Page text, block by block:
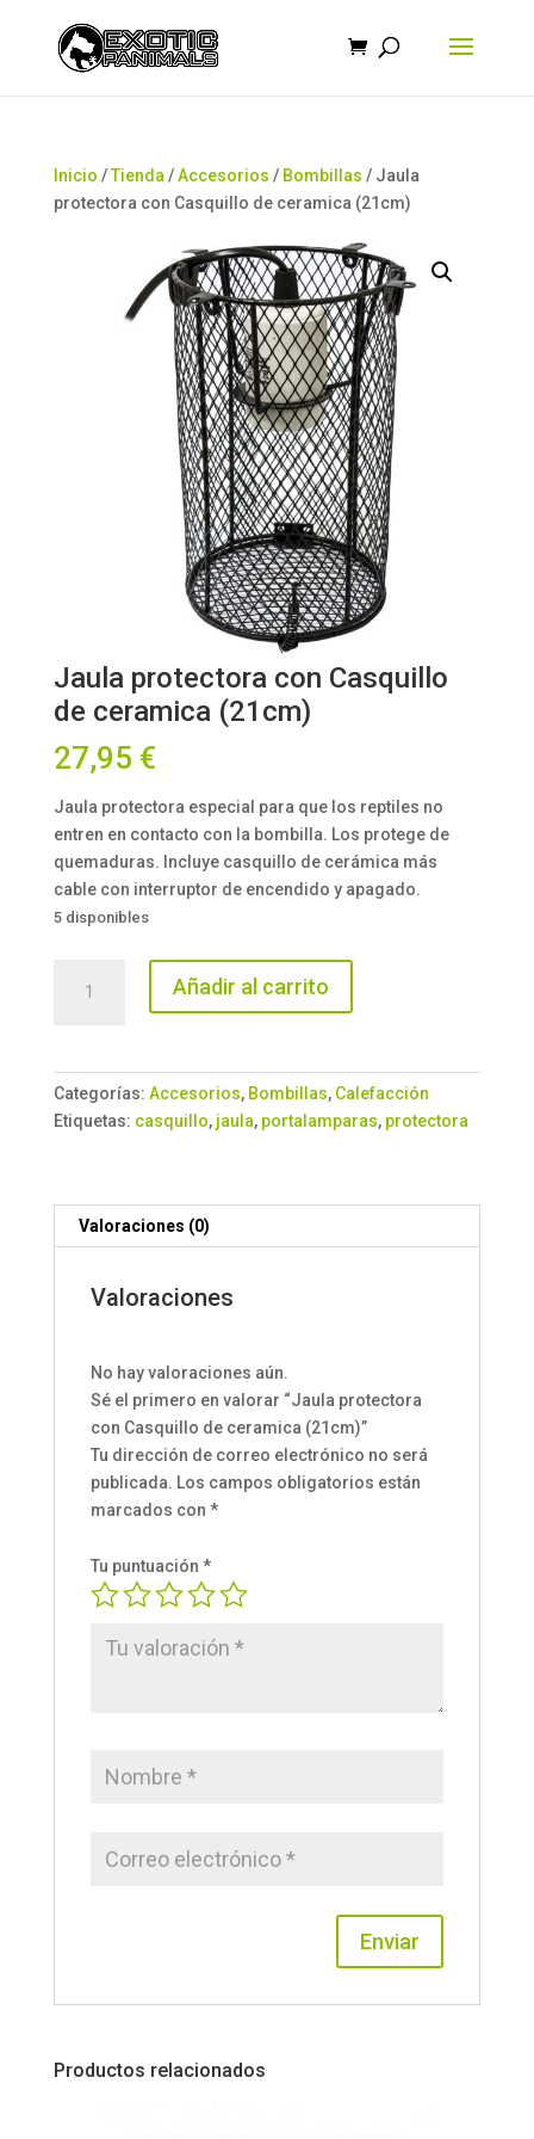
Inicio /Tienda /Accesorios / Bombillas / Jaula
protectora con Casquillo de ceramica (21cm)
Jaula protectora con Casquillo
de ceramica (21cm)
27,95 €
Jaula protectora especial para que los reptiles no
entren en contacto con la bombilla. Los protege de
quemaduras. Incluye casquillo de cerámica más
cable con interruptor de encendido y apagado.
5 disponibles
protectora
de
ceramica
(21cm)
Añadir al carrito
Categorías: Accesorios, Bombillas, Calefacción
Etiquetas: casquillo, jaula, portalamparas, protectora
Valoraciones (0)
Valoraciones
No hay valoraciones aún.
Sé el primero en valorar “Jaula protectora
con Casquillo de ceramica (21cm)”
Tu dirección de correo electrónico no será
publicada. Los campos obligatorios están
marcados con *
Tu puntuación *
Productos relacionados